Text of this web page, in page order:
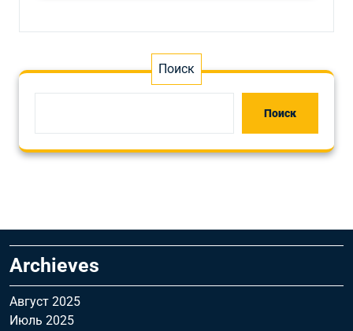
Поиск
Поиск
Archieves
Август 2025
Июль 2025